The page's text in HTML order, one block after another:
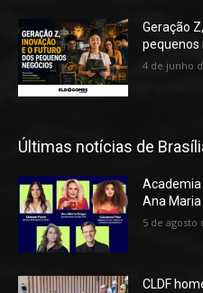
Geração
pequenos
4 de junho
Últimas notícias de
Academia
Ana
5 de agosto
CLDF